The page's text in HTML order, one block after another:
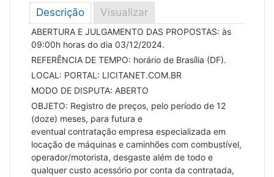
Descrição Visualizar
ABERTURA E JULGAMENTO DAS PROPOSTAS: às
09:00h horas do dia 03/12/2024.
REFERÊNCIA DE TEMPO: horário de Brasília (DF).
LOCAL: PORTAL: LICITANET.COM.BR
MODO DE DISPUTA: ABERTO
OBJETO: Registro de preços, pelo período de 12
(doze) meses, para futura e
eventual contratação empresa especializada em
locação de máquinas e caminhões com combustível,
operador/motorista, desgaste além de todo e
qualquer custo acessório por conta da contratada,